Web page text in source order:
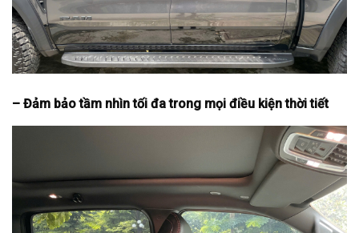
– Đảm bảo tầm nhìn tối đa trong mọi điều kiện thời tiết